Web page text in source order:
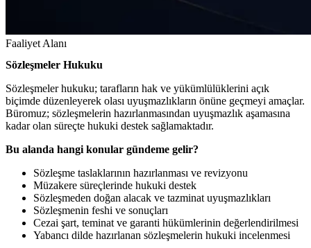
Faaliyet Alanı
Sözleşmeler Hukuku
Sözleşmeler hukuku; tarafların hak ve yükümlülüklerini açık
biçimde düzenleyerek olası uyuşmazlıkların önüne geçmeyi amaçlar.
Büromuz; sözleşmelerin hazırlanmasından uyuşmazlık aşamasına
kadar olan süreçte hukuki destek sağlamaktadır.
Bu alanda hangi konular gündeme gelir?
Sözleşme taslaklarının hazırlanması ve revizyonu
Müzakere süreçlerinde hukuki destek
Sözleşmeden doğan alacak ve tazminat uyuşmazlıkları
Sözleşmenin feshi ve sonuçları
Cezai şart, teminat ve garanti hükümlerinin değerlendirilmesi
Yabancı dilde hazırlanan sözleşmelerin hukuki incelenmesi